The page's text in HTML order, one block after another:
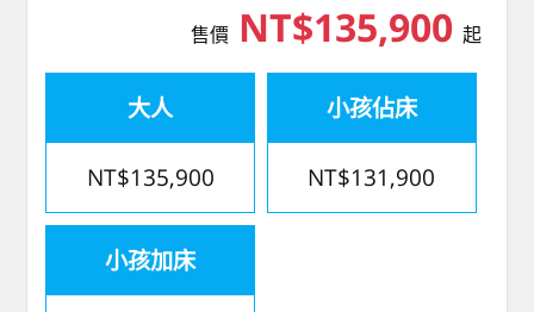
售價NT$135,900 起
大人
NT$135,900
小孩佔床
NT$131,900
小孩加床